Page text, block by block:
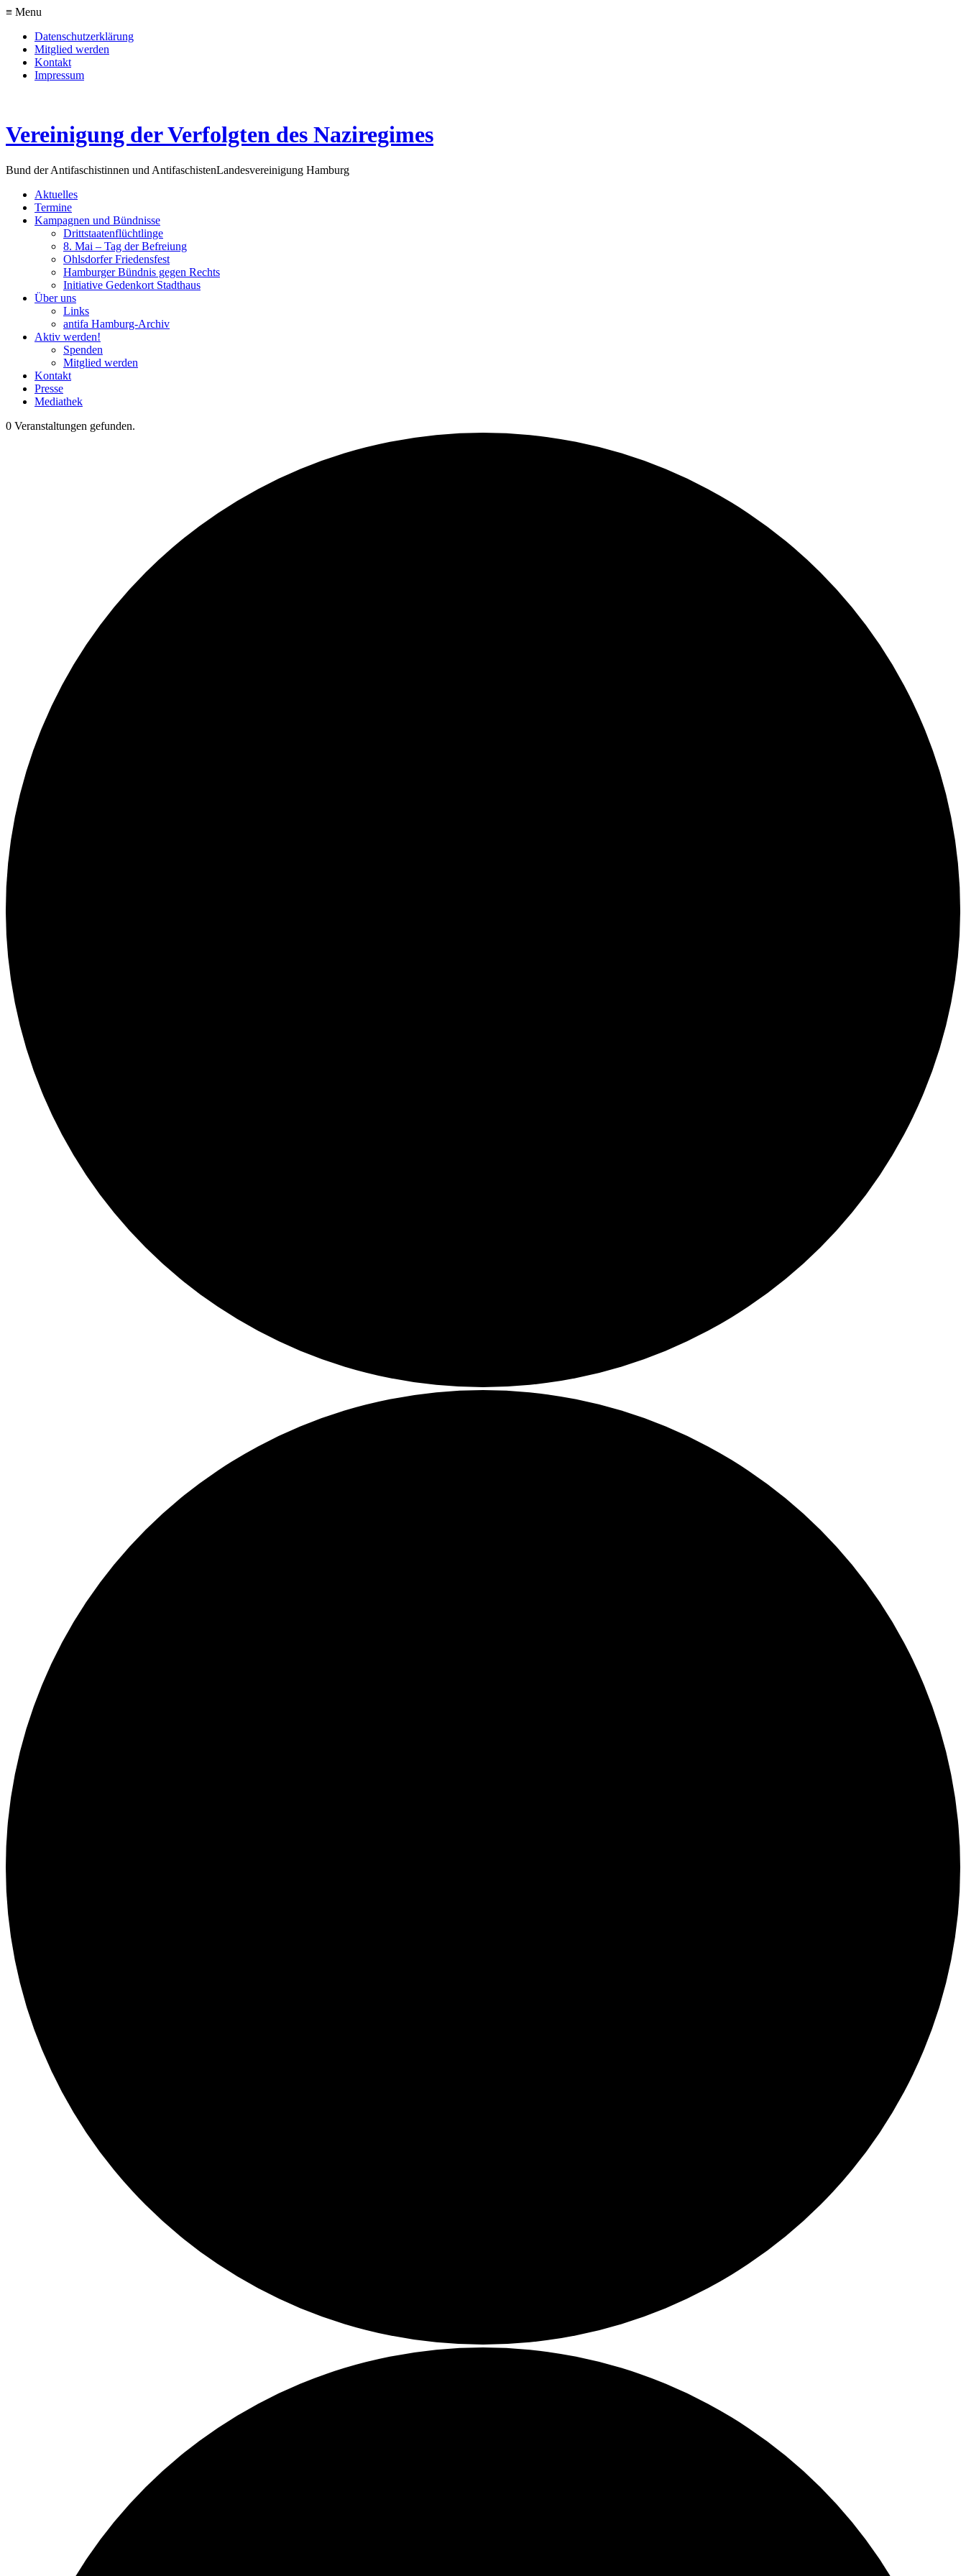
≡ Menu
Datenschutzerklärung
Mitglied werden
Kontakt
Impressum
Vereinigung der Verfolgten des Naziregimes
Bund der Antifaschistinnen und AntifaschistenLandesvereinigung Hamburg
Aktuelles
Termine
Kampagnen und Bündnisse
Drittstaatenflüchtlinge
8. Mai – Tag der Befreiung
Ohlsdorfer Friedensfest
Hamburger Bündnis gegen Rechts
Initiative Gedenkort Stadthaus
Über uns
Links
antifa Hamburg-Archiv
Aktiv werden!
Spenden
Mitglied werden
Kontakt
Presse
Mediathek
0 Veranstaltungen gefunden.